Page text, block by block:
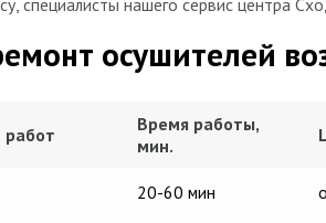
специалисты нашего сервис центра
осушителей
работ
Время работы,
мин.
20-60 мин